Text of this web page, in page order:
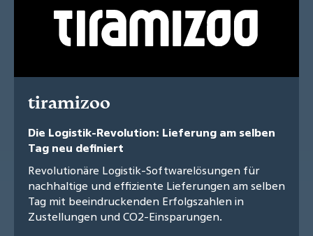
tiramizoo
Die Logistik-Revolution: Lieferung am selben
Tag neu definiert
Revolutionäre Logistik-Softwarelösungen für
nachhaltige und effiziente Lieferungen am selben
Tag mit beeindruckenden Erfolgszahlen in
Zustellungen und CO2-Einsparungen.